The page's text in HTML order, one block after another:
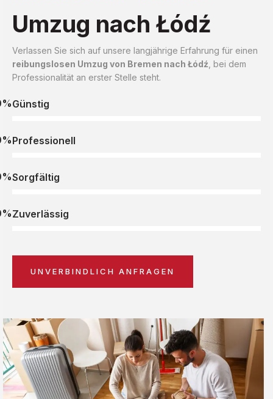
Umzug nach Łódź
Verlassen Sie sich auf unsere langjährige Erfahrung für einen
reibungslosen Umzug von Bremen nach Łódź , bei dem
Professionalität an erster Stelle steht.
Günstig
Professionell
Sorgfältig
Zuverlässig
UNVERBINDLICH ANFRAGEN